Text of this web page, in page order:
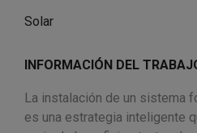
Solar
INFORMACIÓN DEL
La instalación de un sistema
es una estrategia inteligente